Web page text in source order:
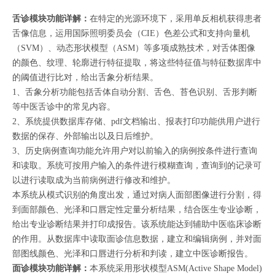
舌诊模块功能详解： 在特定的光源环境下，采用单反相机获得患者
舌像信息，运用国际照明委员会（CIE）色差公式和支持向量机
（SVM）、动态形状模型（ASM）等多项成熟技术，对舌体图像
的颜色、纹理、轮廓进行特征提取，将这些特征值与特征数据库中
的阈值进行比对，给出舌象分析结果。
1、 舌象分析功能包括舌体自动分割、舌色、苔色识别、舌形判断
等中医舌诊中的常见内容。
2、系统提供数据库存储、pdf文档输出、报表打印功能供用户进行
数据的保存、外部输出以及日后维护。
3、历史病例查询功能允许用户对以前输入的病例按条件进行查询
和读取。系统可按用户输入的条件进行模糊查询，查询到的记录可
以进行读取成为当前病例进行修改和维护。
本系统从模式识别的角度出发，通过对病人面部图像进行分割，得
到面部颜色、光泽和口唇定性定量分析结果，结合医生专业诊断，
给出专业诊断结果并打印成报告。该系统能达到辅助中医临床诊断
的作用。从数据库中读取面诊信息数据，建立和编辑病例，并对面
部图线颜色、光泽和口唇进行分析和判读，建立中医诊断报告。
面诊模块功能详解： 本系统采用形状模型ASM(Active Shape Model)